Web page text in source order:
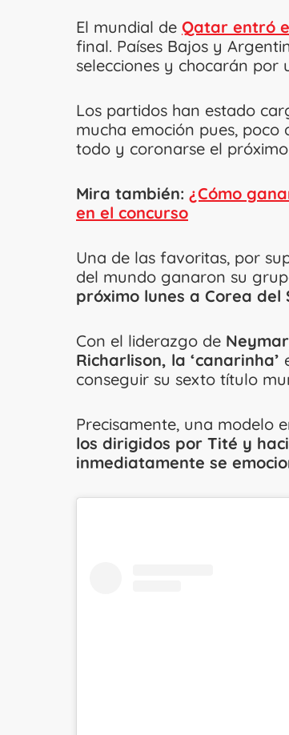
El mundial de Qatar entró
final. Países Bajos y
selecciones y chocarán por
Los partidos han estado
mucha emoción pues,
todo y coronarse el próximo
Mira también: ¿Cómo
en el concurso
Una de las favoritas, por
del mundo ganaron su
próximo lunes a Corea del
Con el liderazgo de
Richarlison, la ‘canarinha’
conseguir su sexto título
Precisamente, una modelo
los dirigidos por Tité y
inmediatamente se